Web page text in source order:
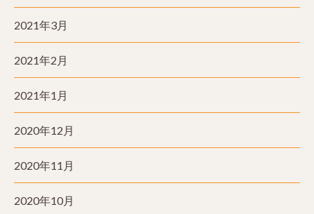
2021年3月
2021年2月
2021年1月
2020年12月
2020年11月
2020年10月